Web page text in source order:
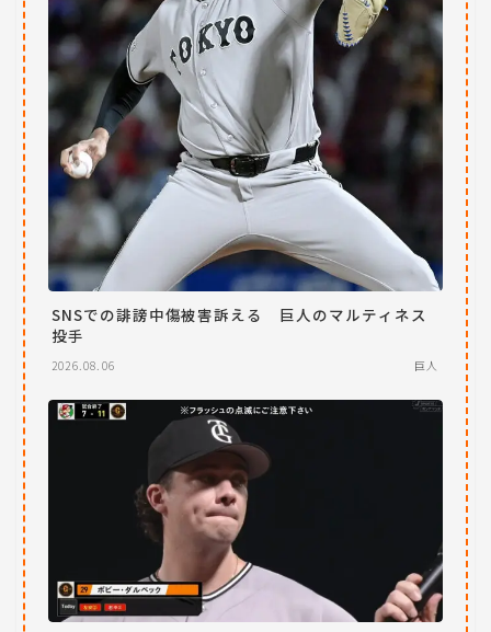
SNSでの誹謗中傷被害訴える 巨人のマルティネス
投手
2026.08.06 巨人